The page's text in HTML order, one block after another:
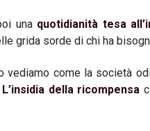
una quotidianità tesa
grida sorde di chi ha
vediamo come la società
L’insidia della ricompensa